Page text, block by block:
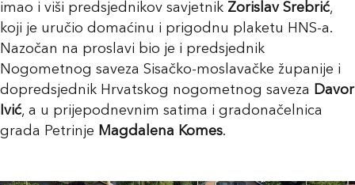
imao i viši predsjednikov savjetnik Zorislav Srebrić,
koji je uručio domaćinu i prigodnu plaketu HNS-a.
Nazočan na proslavi bio je i predsjednik
Nogometnog saveza Sisačko-moslavačke županije i
dopredsjednik Hrvatskog nogometnog saveza Davor
Ivić, a u prijepodnevnim satima i gradonačelnica
grada Petrinje Magdalena Komes.